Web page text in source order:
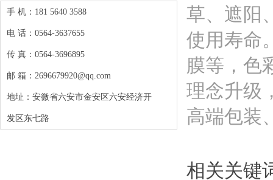
手 机：181 5640 3588
电 话：0564-3637655
传 真：0564-3696895
邮 箱：2696679920@qq.com
地址：安微省六安市金安区六安经济开
发区东七路
草、遮阳
使用寿命
膜等，色
理念升级
高端包装
相关关键